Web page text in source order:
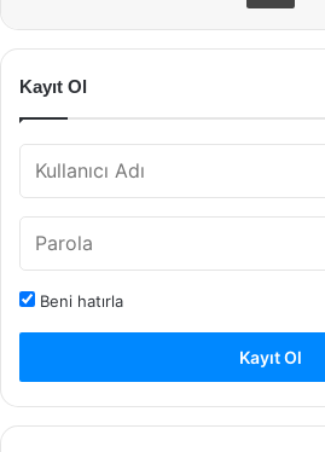
Kayıt Ol
Beni hatırla
Kayıt Ol